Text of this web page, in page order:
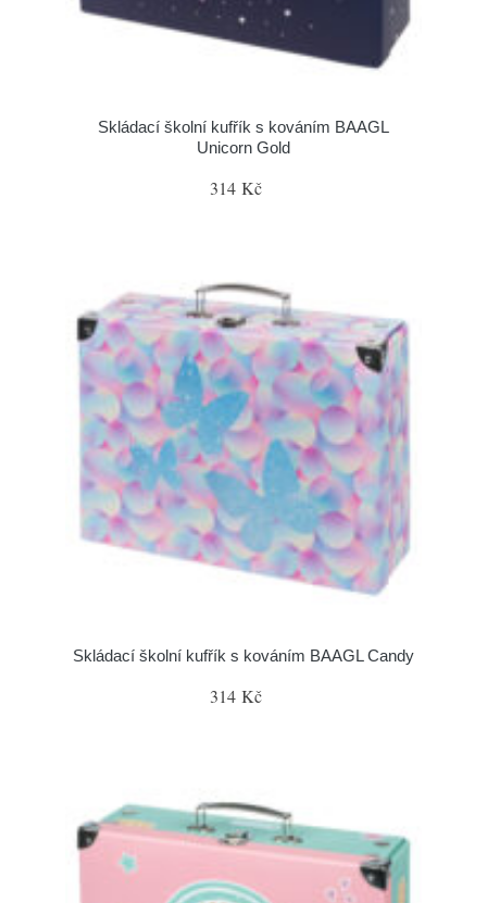
Skládací školní kufřík s kováním BAAGL
Unicorn Gold
314 Kč
Skládací školní kufřík s kováním BAAGL Candy
314 Kč